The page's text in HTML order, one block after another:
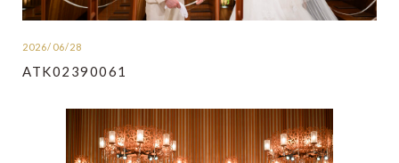
2026/06/28
ATK02390061